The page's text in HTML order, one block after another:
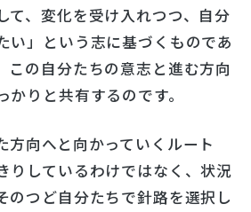
て、変化を受け入れつつ、自分
い」という志に基づくものであ
この自分たちの意志と進む方向
りと共有するのです。
方向へと向かっていくルート
りしているわけではなく、状況
のつど自分たちで針路を選択し